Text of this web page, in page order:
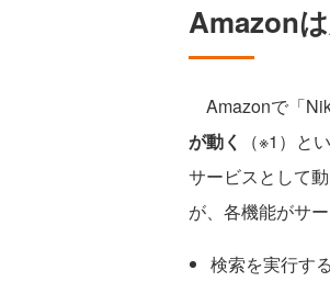
Amazon
Amazonで「
が動く
（※1）と
サービスとして
が、各機能がサ
検索を実行す